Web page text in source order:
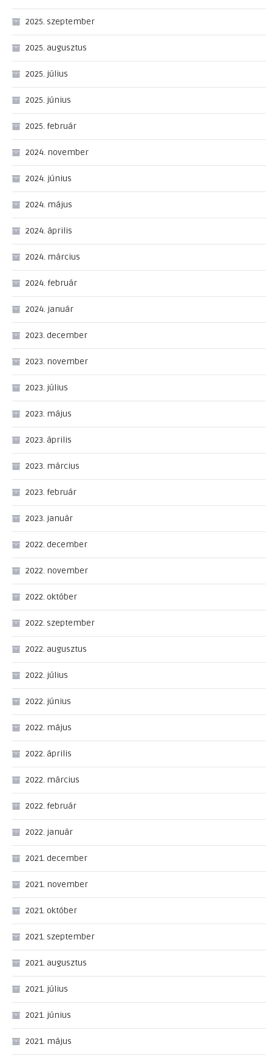
2025. szeptember
2025. augusztus
2025. július
2025. június
2025. február
2024. november
2024. június
2024. május
2024. április
2024. március
2024. február
2024. január
2023. december
2023. november
2023. július
2023. május
2023. április
2023. március
2023. február
2023. január
2022. december
2022. november
2022. október
2022. szeptember
2022. augusztus
2022. július
2022. június
2022. május
2022. április
2022. március
2022. február
2022. január
2021. december
2021. november
2021. október
2021. szeptember
2021. augusztus
2021. július
2021. június
2021. május